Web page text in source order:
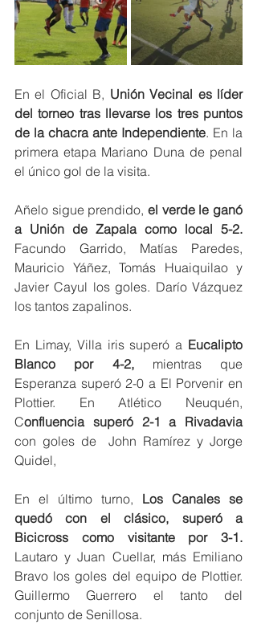
En el Oficial B, Unión Vecinal es líder
del torneo tras llevarse los tres puntos
de la chacra ante Independiente. En la
primera etapa Mariano Duna de penal
el único gol de la visita.
Añelo sigue prendido, el verde le ganó
a Unión de Zapala como local 5-2.
Facundo Garrido, Matías Paredes,
Mauricio Yáñez, Tomás Huaiquilao y
Javier Cayul los goles. Darío Vázquez
los tantos zapalinos.
En Limay, Villa iris superó a Eucalipto
Blanco por 4-2, mientras que
Esperanza superó 2-0 a El Porvenir en
Plottier. En Atlético Neuquén,
Confluencia superó 2-1 a Rivadavia
con goles de  John Ramírez y Jorge
Quidel,
En el último turno, Los Canales se
quedó con el clásico, superó a
Bicicross como visitante por 3-1.
Lautaro y Juan Cuellar, más Emiliano
Bravo los goles del equipo de Plottier.
Guillermo Guerrero el tanto del
conjunto de Senillosa.